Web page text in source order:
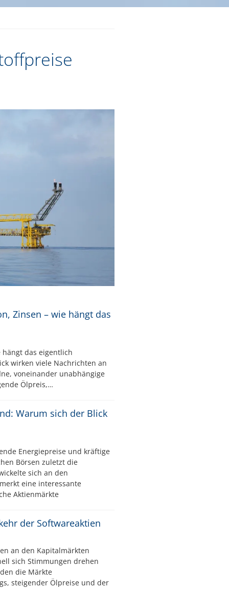
Zinsen – wie hängt das
hängt das eigentlich
wirken viele Nachrichten an
voneinander unabhängige
Ölpreis,…
Warum sich der Blick
Energiepreise und kräftige
Börsen zuletzt die
sich an den
eine interessante
Aktienmärkte
der Softwareaktien
an den Kapitalmärkten
sich Stimmungen drehen
die Märkte
steigender Ölpreise und der